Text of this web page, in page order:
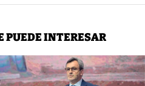
PUEDE INTERESAR